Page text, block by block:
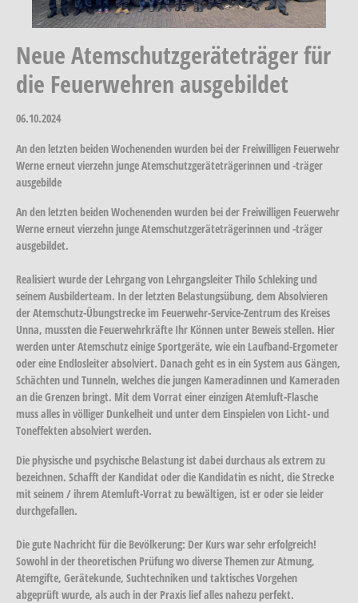
Neue Atemschutzgeräteträger für
die Feuerwehren ausgebildet
06.10.2024
An den letzten beiden Wochenenden wurden bei der Freiwilligen Feuerwehr
Werne erneut vierzehn junge Atemschutzgeräteträgerinnen und -träger
ausgebilde
An den letzten beiden Wochenenden wurden bei der Freiwilligen Feuerwehr
Werne erneut vierzehn junge Atemschutzgeräteträgerinnen und -träger
ausgebildet.
Realisiert wurde der Lehrgang von Lehrgangsleiter Thilo Schleking und
seinem Ausbilderteam. In der letzten Belastungsübung, dem Absolvieren
der Atemschutz-Übungstrecke im Feuerwehr-Service-Zentrum des Kreises
Unna, mussten die Feuerwehrkräfte Ihr Können unter Beweis stellen. Hier
werden unter Atemschutz einige Sportgeräte, wie ein Laufband-Ergometer
oder eine Endlosleiter absolviert. Danach geht es in ein System aus Gängen,
Schächten und Tunneln, welches die jungen Kameradinnen und Kameraden
an die Grenzen bringt. Mit dem Vorrat einer einzigen Atemluft-Flasche
muss alles in völliger Dunkelheit und unter dem Einspielen von Licht- und
Toneffekten absolviert werden.
Die physische und psychische Belastung ist dabei durchaus als extrem zu
bezeichnen. Schafft der Kandidat oder die Kandidatin es nicht, die Strecke
mit seinem / ihrem Atemluft-Vorrat zu bewältigen, ist er oder sie leider
durchgefallen.
Die gute Nachricht für die Bevölkerung: Der Kurs war sehr erfolgreich!
Sowohl in der theoretischen Prüfung wo diverse Themen zur Atmung,
Atemgifte, Gerätekunde, Suchtechniken und taktisches Vorgehen
abgeprüft wurde, als auch in der Praxis lief alles nahezu perfekt.